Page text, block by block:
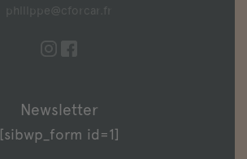
philippe@cforcar.fr
Newsletter
[sibwp_form id=1]